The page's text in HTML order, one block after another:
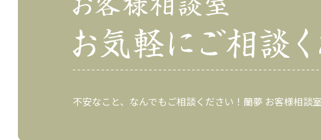
不安なこと、なんでもご相談ください！蘭夢 お客様相談